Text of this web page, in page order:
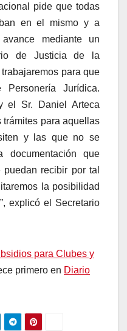
pide que todas
en el mismo y a
mediante un
de Justicia de la
para que
Jurídica.
el Sr. Daniel Arteca
para aquellas
y las que no se
que
recibir por tal
la posibilidad
explicó el Secretario
para Clubes y
primero en Diario